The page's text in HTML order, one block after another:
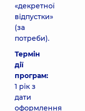
«декретної
відпустки»
(за
потреби).
Термін
дії
програм:
1 рік з
дати
оформлення